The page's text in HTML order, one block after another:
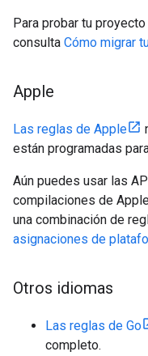
Para probar tu
consulta Cómo migrar
Apple
Las reglas de Apple
están programadas
Aún puedes usar las
compilaciones de
una combinación de
asignaciones de
Otros idiomas
Las reglas de Go
completo.